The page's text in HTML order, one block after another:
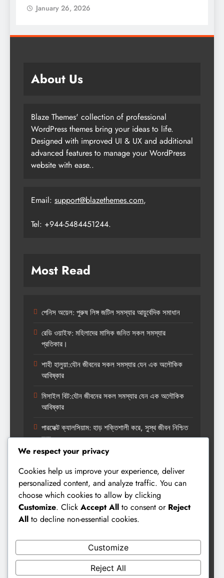
January 26, 2026
About Us
Blaze Themes' collection of professional
WordPress themes bring your ideas to life.
Designed with improved UI & UX and additional
advanced features to manage your WordPress
website with ease..
Email: support@blazethemes.com,
Tel: +944-5484451244.
Most Read
পেনিস অয়েল: পুরুষ লিঙ্গ জটিল সমস্যার আয়ুর্বেদিক সমাধান
রেডি ওয়াইফ: মহিলাদের মাসিক জনিত সকল সমস্যার
প্রতিকার।
শাহী হালুয়া:যৌন জীবনের সকল সমস্যার যেন এক অলৌকিক
আবিষ্কার
মিসাইল বিট:যৌন জীবনের সকল সমস্যার যেন এক অলৌকিক
আবিষ্কার
পারফেক্ট ক্যালসিয়াম: হাড় শক্তিশালী করে, সুস্থ জীবন নিশ্চিত
করে
Categories
We respect your privacy
Cookies help us improve your experience, deliver
personalized content, and analyze traffic. You can
choose which cookies to allow by clicking
Customize. Click Accept All to consent or Reject
All to decline non-essential cookies.
Customize
Reject All